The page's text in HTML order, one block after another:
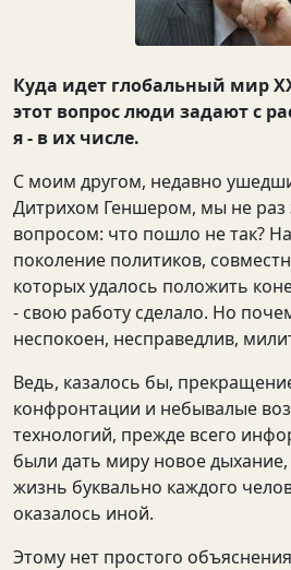
Куда идет глобальный мир
этот вопрос люди задают с
я - в их числе.
С моим другом, недавно
Дитрихом Геншером, мы не раз
вопросом: что пошло не так?
поколение политиков,
которых удалось положить
- свою работу сделало. Но
неспокоен, несправедлив,
Ведь, казалось бы,
конфронтации и небывалые
технологий, прежде всего
были дать миру новое
жизнь буквально каждого
оказалось иной.
Этому нет простого